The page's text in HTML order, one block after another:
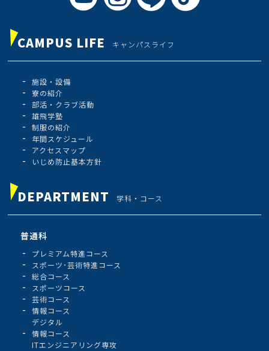
CAMPUS LIFE キャンパスライフ
施設・設備
寮の紹介
部活・クラブ活動
雄飛学塾
制服の紹介
年間スケジュール
アクセスマップ
いじめ防止基本方針
DEPARTMENT 学科・コース
普通科
プレミアム特進コース
スポーツ･芸術特進コース
総合コース
スポーツコース
芸術コース
情報コース
デジタル
情報コース
ITエンジニアリング専攻